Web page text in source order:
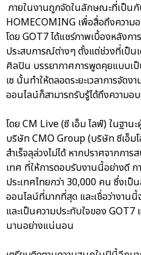
ภายในงานถูกจัดในลักษณะที่เป็นกั
HOMECOMING เพื่อสื่อถึงความอ
โดย GOT7 ได้แชร์ภาพเบื้องหลังก
ประสบการณ์ต่างๆ ตั้งแต่ช่วงที่เป็น
ศิลปิน บรรยากาศการพูดคุยแบบเป็
เซ นั้นทำให้ตลอดระยะเวลาการจั
ออนไลน์ก็สามารถรับรู้ได้ถึงความ
โดย CM Live (ซี เอ็ม ไลฟ์) ในฐา
บริษัท CMO Group (บริษัท ซีเอ็มโ
สำเร็จลุล่วงไม่ได้ หากปราศจากกา
เทศ ที่ให้การตอบรับงานนี้อย่างดี
ประเทศไทยกว่า 30,000 คน ซึ่งเ
ออนไลน์ที่มากที่สุด และเชื่อว่างาน
และเป็นความประทับใจของ GOT7
นานอย่างแน่นอน